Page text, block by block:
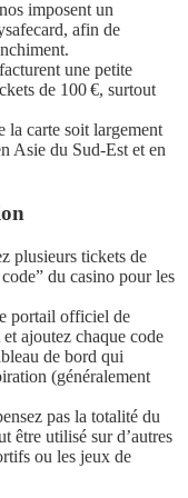
imposent un
afin de
une petite
de 100 €, surtout
la carte soit largement
Asie du Sud‑Est et en
plusieurs tickets de
du casino pour les
portail officiel de
ajoutez chaque code
de bord qui
(généralement
pas la totalité du
être utilisé sur d’autres
ou les jeux de